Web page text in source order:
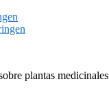
plantas medicinales